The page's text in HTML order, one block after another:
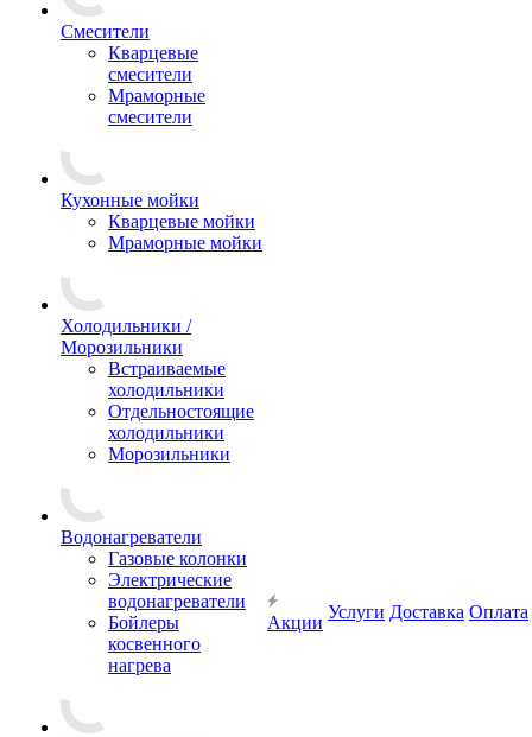
Смесители
Кварцевые
смесители
Мраморные
смесители
Кухонные мойки
Кварцевые мойки
Мраморные мойки
Холодильники /
Морозильники
Встраиваемые
холодильники
Отдельностоящие
холодильники
Морозильники
Водонагреватели
Газовые колонки
Электрические
водонагреватели
Бойлеры
косвенного
нагрева
Акции
Услуги Доставка Оплата